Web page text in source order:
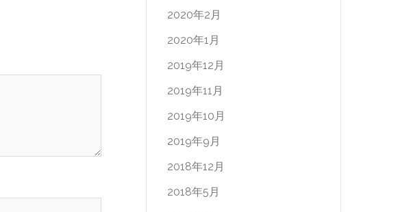
2020年2月
2020年1月
2019年12月
2019年11月
2019年10月
2019年9月
2018年12月
2018年5月